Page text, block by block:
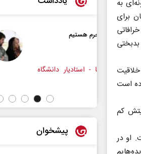
به
برای
است
کم
او در
هستیم
دانشگاه
حکایت یک
نرگس
پیشخوان